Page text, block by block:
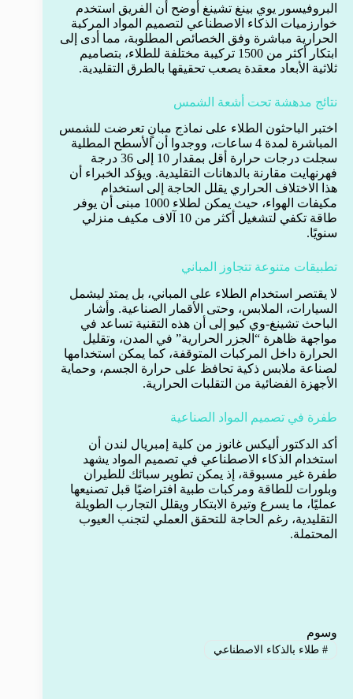
البروفيسور يوي بينغ تشينغ أوضح أن الفريق استخدم
خوارزميات الذكاء الاصطناعي لتصميم المواد المركبة
الحرارية مباشرة وفق الخصائص المطلوبة، مما أدى إلى
ابتكار أكثر من 1500 تركيبة مختلفة للطلاء، بتصاميم
ثلاثية الأبعاد معقدة يصعب تحقيقها بالطرق التقليدية.
نتائج مدهشة تحت أشعة الشمس
اختبر الباحثون الطلاء على نماذج مبانٍ تعرضت للشمس
المباشرة لمدة 4 ساعات، ووجدوا أن الأسطح المطلية
سجلت درجات حرارة أقل بمقدار 10 إلى 36 درجة
فهرنهايت مقارنة بالدهانات التقليدية. ويؤكد الخبراء أن
هذا الاختلاف الحراري يقلل الحاجة إلى استخدام
مكيفات الهواء، حيث يمكن لطلاء 1000 مبنى أن يوفر
طاقة تكفي لتشغيل أكثر من 10 آلاف مكيف منزلي
سنويًا.
تطبيقات متنوعة تتجاوز المباني
لا يقتصر استخدام الطلاء على المباني، بل يمتد ليشمل
السيارات، الملابس، وحتى الأقمار الصناعية. وأشار
الباحث تشينغ-وي كيو إلى أن هذه التقنية تساعد في
مواجهة ظاهرة “الجزر الحرارية” في المدن، وتقليل
الحرارة داخل المركبات المتوقفة، كما يمكن استخدامها
لصناعة ملابس ذكية تحافظ على حرارة الجسم، وحماية
الأجهزة الفضائية من التقلبات الحرارية.
طفرة في تصميم المواد الصناعية
أكد الدكتور أليكس غانوز من كلية إمبريال لندن أن
استخدام الذكاء الاصطناعي في تصميم المواد يشهد
طفرة غير مسبوقة، إذ يمكن تطوير سبائك للطيران
وبلورات للطاقة ومركبات طبية افتراضيًا قبل تصنيعها
عمليًا، ما يسرع وتيرة الابتكار ويقلل التجارب الطويلة
التقليدية، رغم الحاجة للتحقق العملي لتجنب العيوب
المحتملة.
وسوم
#طلاء بالذكاء الاصطناعي